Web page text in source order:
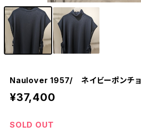
Naulover 1957/ ネイビーポンチョ
¥37,400
SOLD OUT